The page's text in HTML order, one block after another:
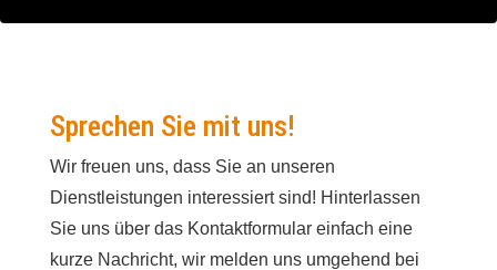
Sprechen Sie mit uns!
Wir freuen uns, dass Sie an unseren
Dienstleistungen interessiert sind! Hinterlassen
Sie uns über das Kontaktformular einfach eine
kurze Nachricht, wir melden uns umgehend bei